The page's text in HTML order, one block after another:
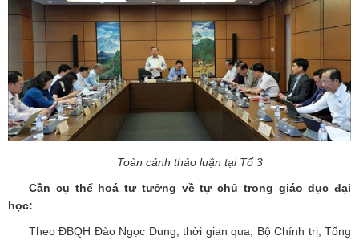
Toàn cảnh thảo luận tại Tổ 3
Cần cụ thể hoá tư tưởng về tự chủ trong giáo dục đại
học:
Theo ĐBQH Đào Ngọc Dung, thời gian qua, Bộ Chính trị, Tổng